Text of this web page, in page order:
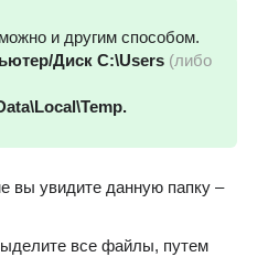
и другим способом.
Диск C:\Users (либо
вы увидите данную папку –
все файлы, путем